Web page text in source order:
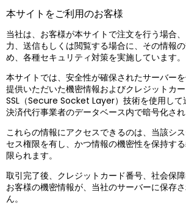
本サイトをご利用のお客様
当社は、お客様が本サイトで注文を行う場合
力、送信もしくは閲覧する場合に、その情報
め、各種セキュリティ対策を実施しています。
本サイトでは、安全性が確保されたサーバー
提供いただいた機密情報およびクレジットカー
SSL（Secure Socket Layer）技術を使用して
決済代行事業者のデータベース内で暗号化され
これらの情報にアクセスできるのは、当該シ
セス権限を有し、かつ情報の機密性を保持す
限られます。
取引完了後、クレジットカード番号、社会保
お客様の機密情報が、当社のサーバーに保存
ん。